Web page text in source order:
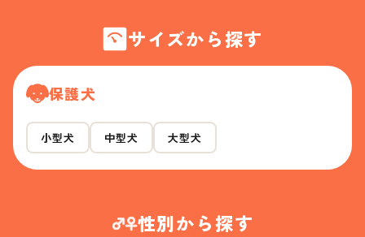
サイズから探す
保護犬
小型犬 中型犬 大型犬
性別から探す